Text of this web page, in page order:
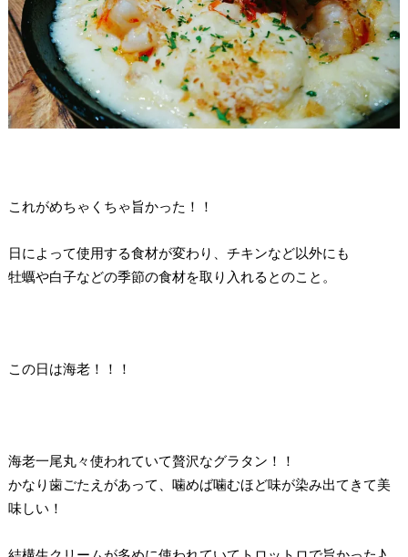
これがめちゃくちゃ旨かった！！
日によって使用する食材が変わり、チキンなど以外にも
牡蠣や白子などの季節の食材を取り入れるとのこと。
この日は海老！！！
海老一尾丸々使われていて贅沢なグラタン！！
かなり歯ごたえがあって、噛めば噛むほど味が染み出てきて美
味しい！